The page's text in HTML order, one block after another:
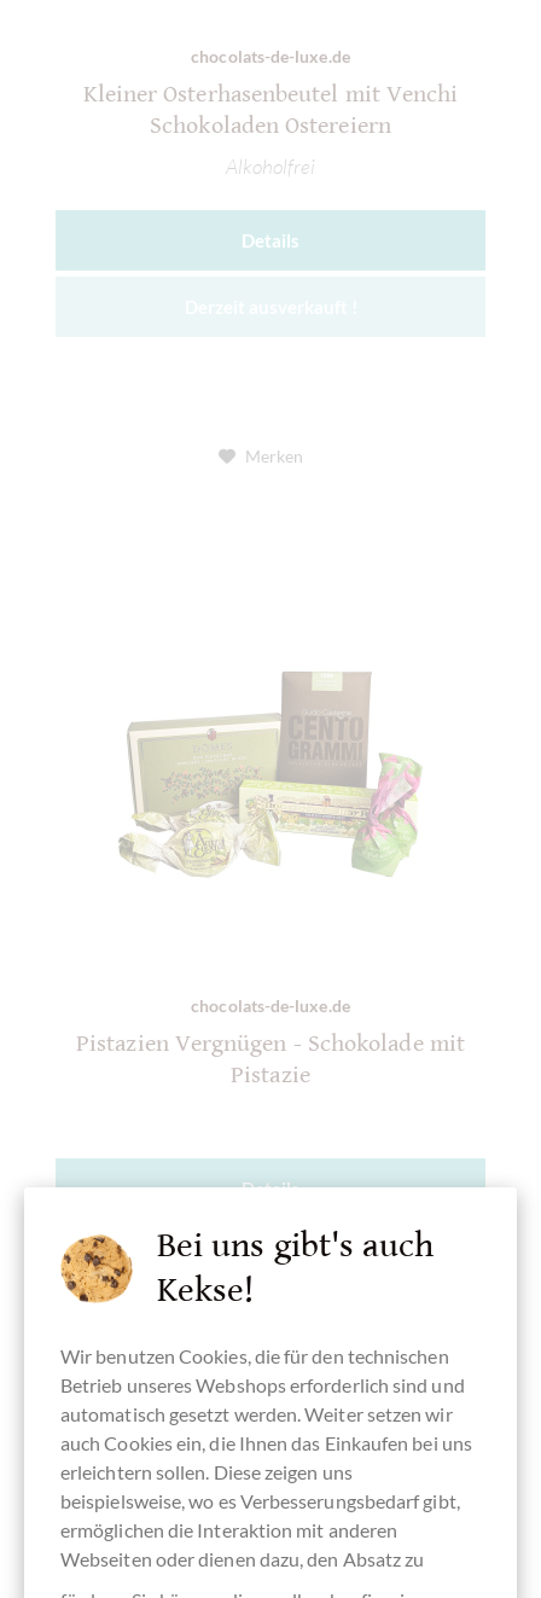
chocolats-de-luxe.de
Kleiner Osterhasenbeutel mit Venchi
Schokoladen Ostereiern
Alkoholfrei
Details
Merken
chocolats-de-luxe.de
Pistazien Vergnügen - Schokolade mit
Pistazie
Details
Derzeit ausverkauft !
Merken
Bei uns gibt's auch
Kekse!
Wir benutzen Cookies, die für den technischen
Betrieb unseres Webshops erforderlich sind und
automatisch gesetzt werden. Weiter setzen wir
auch Cookies ein, die Ihnen das Einkaufen bei uns
erleichtern sollen. Diese zeigen uns
beispielsweise, wo es Verbesserungsbedarf gibt,
ermöglichen die Interaktion mit anderen
Webseiten oder dienen dazu, den Absatz zu